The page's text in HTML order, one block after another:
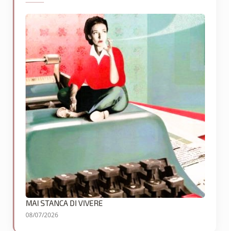
MAI STANCA DI VIVERE
08/07/2026